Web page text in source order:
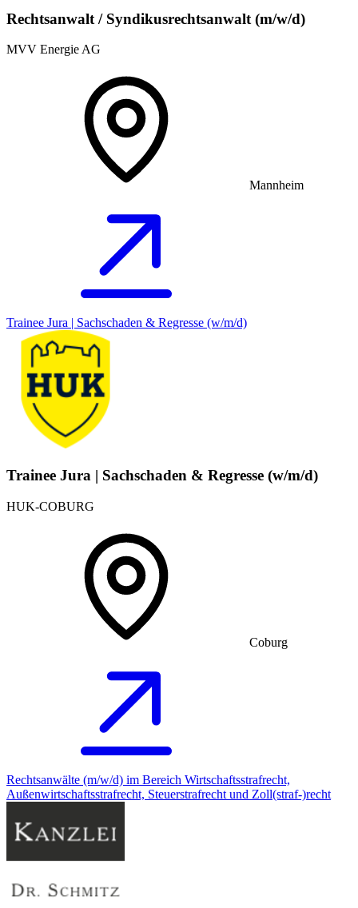
Rechtsanwalt / Syndikusrechtsanwalt (m/w/d)
MVV Energie AG
Mannheim
Trainee Jura | Sachschaden & Regresse (w/m/d)
Trainee Jura | Sachschaden & Regresse (w/m/d)
HUK-COBURG
Coburg
Rechtsanwälte (m/w/d) im Bereich Wirtschaftsstrafrecht,
Außenwirtschaftsstrafrecht, Steuerstrafrecht und Zoll(straf-)recht